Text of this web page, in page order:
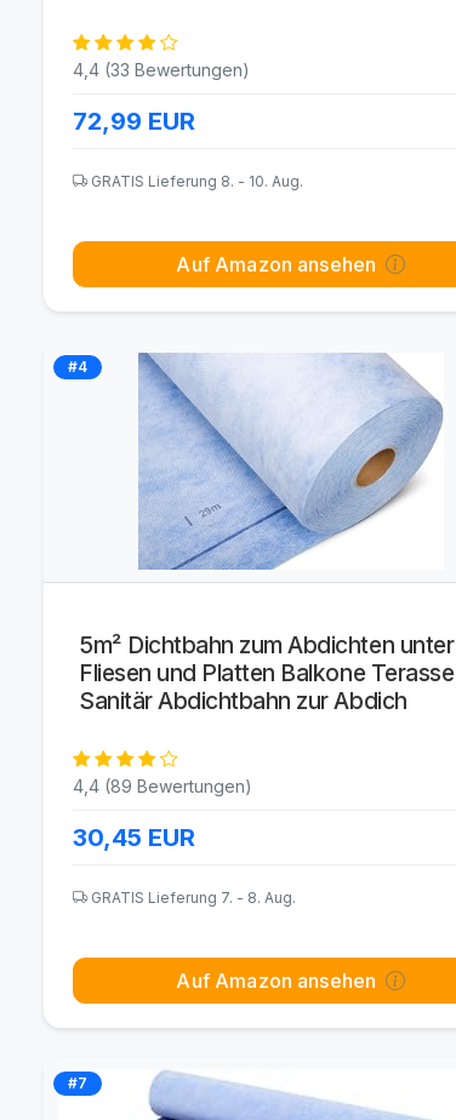
4,4 (33 Bewertungen)
72,99 EUR
GRATIS Lieferung 8. - 10. Aug.
Auf Amazon ansehen
#4
5m² Dichtbahn zum Abdichten unter
Fliesen und Platten Balkone Terasse
Sanitär Abdichtbahn zur Abdich
4,4 (89 Bewertungen)
30,45 EUR
GRATIS Lieferung 7. - 8. Aug.
Auf Amazon ansehen
#7